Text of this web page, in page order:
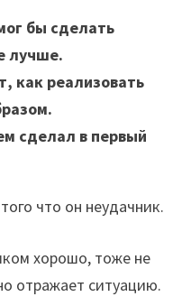
бы сделать
лучше.
как реализовать
сделал в первый
что он неудачник.
хорошо, тоже не
отражает ситуацию.